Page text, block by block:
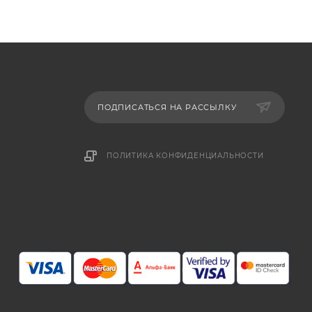
ПОДПИСАТЬСЯ НА РАССЫЛКУ
ПОЛИТИКА КОНФИДЕНЦИАЛЬНОСТИ